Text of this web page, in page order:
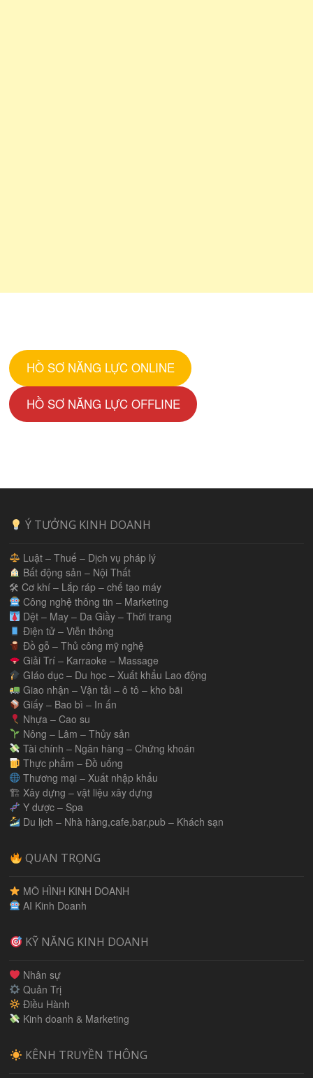
HỒ SƠ NĂNG LỰC ONLINE
HỒ SƠ NĂNG LỰC OFFLINE
Ý TƯỞNG KINH DOANH
Luật – Thuế – Dịch vụ pháp lý
Bất động sản – Nội Thất
🛠 Cơ khí – Lắp ráp – chế tạo máy
Công nghệ thông tin – Marketing
Dệt – May – Da Giầy – Thời trang
Điện tử – Viễn thông
Đồ gỗ – Thủ công mỹ nghệ
Giải Trí – Karraoke – Massage
GIáo dục – Du học – Xuất khẩu Lao động
Giao nhận – Vận tải – ô tô – kho bãi
Giấy – Bao bì – In ấn
Nhựa – Cao su
Nông – Lâm – Thủy sản
Tài chính – Ngân hàng – Chứng khoán
Thực phẩm – Đồ uống
Thương mại – Xuất nhập khẩu
🏗 Xây dựng – vật liệu xây dựng
Y dược – Spa
Du lịch – Nhà hàng,cafe,bar,pub – Khách sạn
QUAN TRỌNG
MÔ HÌNH KINH DOANH
AI Kinh Doanh
KỸ NĂNG KINH DOANH
Nhân sự
Quản Trị
Điều Hành
Kinh doanh & Marketing
KÊNH TRUYỀN THÔNG